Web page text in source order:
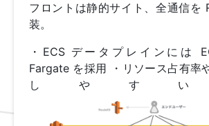
フロントは静的サイト、全通信を
装。
・ECS データプレインには
Fargate を採用 ・リソース占有率
しやす